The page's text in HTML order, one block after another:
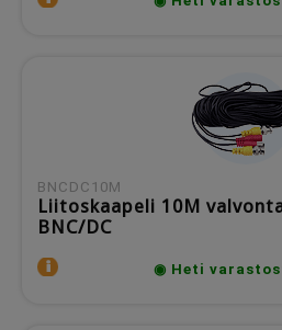
BNCDC10M
Liitoskaapeli 10M
BNC/DC
◉ Heti